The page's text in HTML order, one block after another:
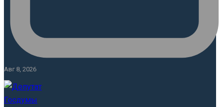
Авг 8, 2026